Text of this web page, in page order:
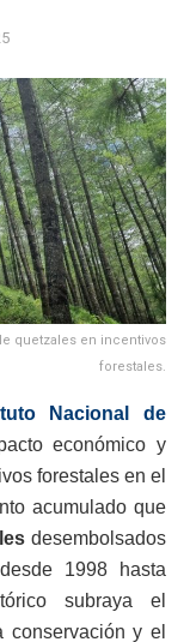
quetzales en incentivos
forestales.
Nacional de
económico y
forestales en el
acumulado que
desembolsados
1998 hasta
subraya el
conservación y el